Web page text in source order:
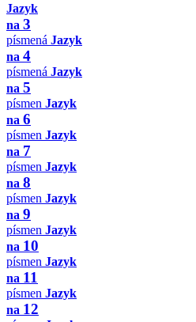
Jazyk
na 3
písmená Jazyk
na 4
písmená Jazyk
na 5
písmen Jazyk
na 6
písmen Jazyk
na 7
písmen Jazyk
na 8
písmen Jazyk
na 9
písmen Jazyk
na 10
písmen Jazyk
na 11
písmen Jazyk
na 12